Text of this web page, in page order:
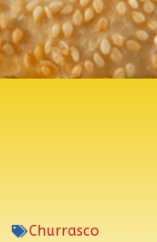
Churrasco